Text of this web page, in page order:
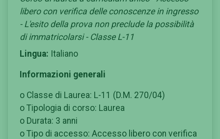
libero con verifica delle conoscenze in ingresso
- L'esito della prova non preclude la possibilità
di immatricolarsi - Classe L-11
Lingua: Italiano
Informazioni generali
o Classe di Laurea: L-11 (D.M. 270/04)
o Tipologia di corso: Laurea
o Durata: 3 anni
o Tipo di accesso: Accesso libero con verifica